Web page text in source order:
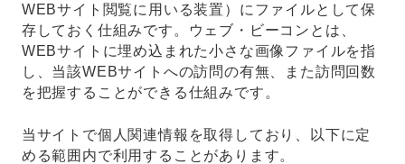
WEBサイト閲覧に用いる装置）にファイルとして保
存しておく仕組みです。ウェブ・ビーコンとは、
WEBサイトに埋め込まれた小さな画像ファイルを指
し、当該WEBサイトへの訪問の有無、また訪問回数
を把握することができる仕組みです。
当サイトで個人関連情報を取得しており、以下に定
める範囲内で利用することがあります。